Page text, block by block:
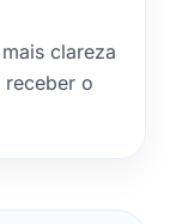
clareza
o